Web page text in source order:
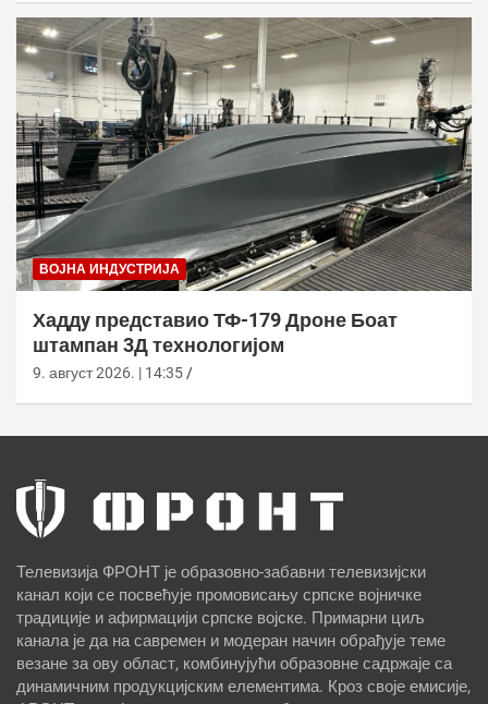
ВОЈНА ИНДУСТРИЈА
Хаддy представио ТФ-179 Дроне Боат
штампан 3Д технологијом
9. август 2026. | 14:35
Телевизија ФРОНТ је образовно-забавни телевизијски
канал који се посвећује промовисању српске војничке
традиције и афирмацији српске војске. Примарни циљ
канала је да на савремен и модеран начин обрађује теме
везане за ову област, комбинујући образовне садржаје са
динамичним продукцијским елементима. Кроз своје емисије,